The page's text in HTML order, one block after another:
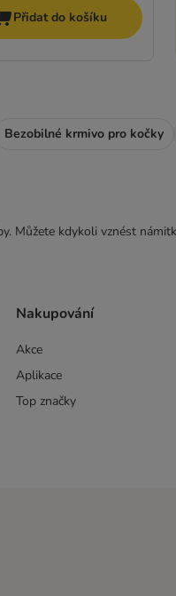
Přidat do košíku
Bezobilné krmivo pro kočky
kdykoli vznést
Nakupování
Akce
Aplikace
Top značky